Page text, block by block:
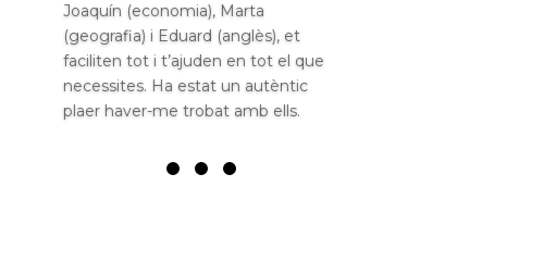
Joaquín (economia), Marta
(geografia) i Eduard (anglès), et
faciliten tot i t’ajuden en tot el que
necessites. Ha estat un autèntic
plaer haver-me trobat amb ells.